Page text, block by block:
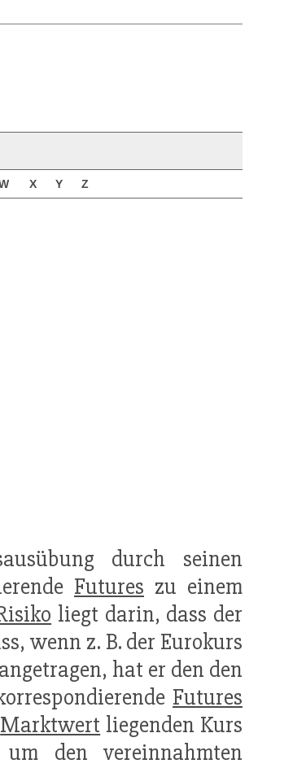
X Y Z
durch seinen
Futures zu einem
liegt darin, dass der
wenn z. B. der Eurokurs
angetragen, hat er den den
Futures
Marktwert liegenden Kurs
den vereinnahmten